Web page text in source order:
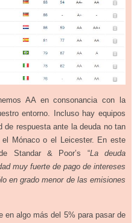
AA en consonancia con la
entorno. Incluso hay equipos
de respuesta ante la deuda no tan
Mónaco o el Leicester. En este
Standar & Poor’s “La deuda
muy fuerte de pago de intereses
en grado menor de las emisiones
en algo más del 5% para pasar de